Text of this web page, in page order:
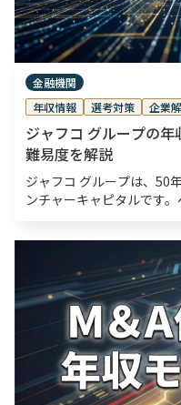
金融機関
年収情報
選考対策 企業
ジャフコ グループの
難易度を解説
ジャフコ グループは、50
ンチャーキャピタルです
た。同社の平均年収は